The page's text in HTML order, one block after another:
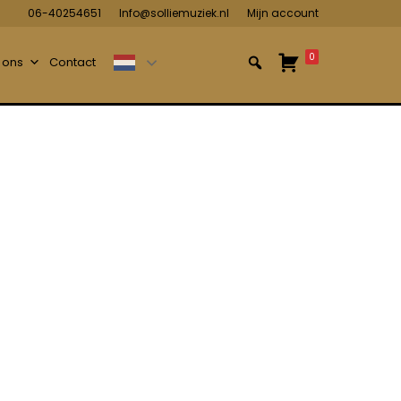
06-40254651 Info@solliemuziek.nl Mijn account
Contact 0